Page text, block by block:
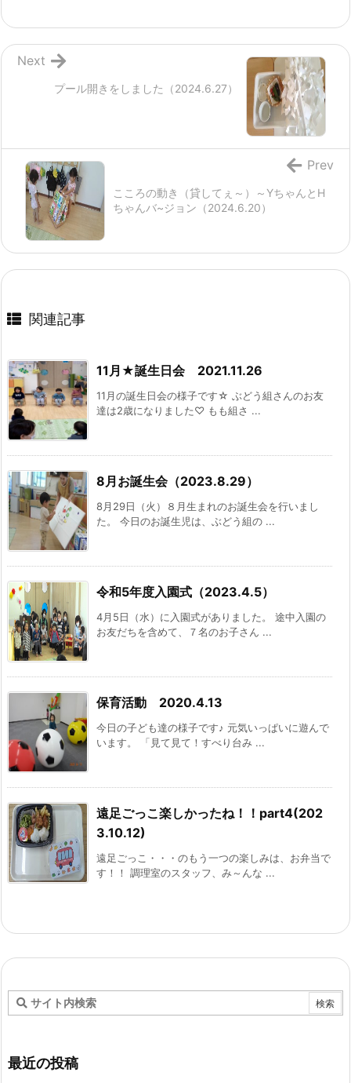
プール開きをしました（2024.6.27）
Next
こころの動き（貸してぇ～）～YちゃんとH
ちゃんバ~ジョン（2024.6.20）
Prev
関連記事
11月★誕生日会 2021.11.26
11月の誕生日会の様子です☆ ぶどう組さんのお友
達は2歳になりました♡ もも組さ ...
8月お誕生会（2023.8.29）
8月29日（火）８月生まれのお誕生会を行いまし
た。 今日のお誕生児は、ぶどう組の ...
令和5年度入園式（2023.4.5）
4月5日（水）に入園式がありました。 途中入園の
お友だちを含めて、７名のお子さん ...
保育活動 2020.4.13
今日の子ども達の様子です♪ 元気いっぱいに遊んで
います。 「見て見て！すべり台み ...
遠足ごっこ楽しかったね！！part4(202
3.10.12)
遠足ごっこ・・・のもう一つの楽しみは、お弁当で
す！！ 調理室のスタッフ、み～んな ...
最近の投稿